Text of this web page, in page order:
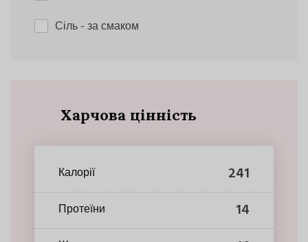
Сіль- за смаком
Харчова цінність
Калорії 241
Протеїни 14